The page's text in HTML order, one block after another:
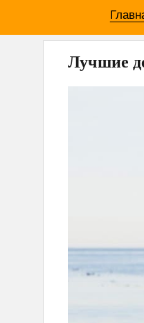
Лучшие